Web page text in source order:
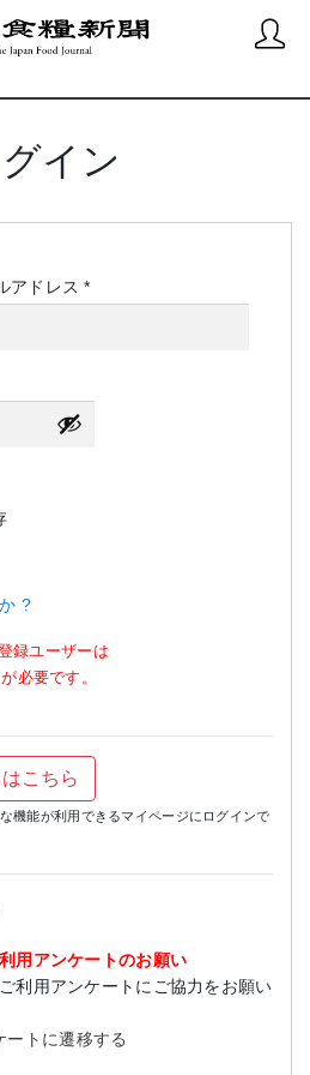
イン
アドレス*必
?
録ユーザーは
必要です。
こちら
機能が利用できるマイページにログインで
用アンケートのお願い
利用アンケートにご協力をお願い
ートに遷移する